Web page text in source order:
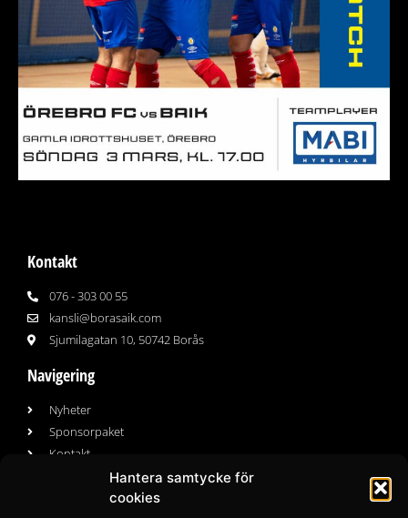
Hantera samtycke för
cookies
Kontakt
076 - 303 00 55
kansli@borasaik.com
Sjumilagatan 10, 50742 Borås
Navigering
Nyheter
Sponsorpaket
Kontakt